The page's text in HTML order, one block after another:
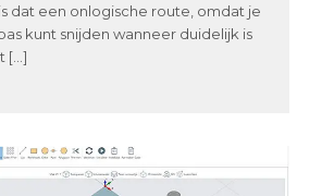
dat een onlogische route, omdat je
kunt snijden wanneer duidelijk is
[…]